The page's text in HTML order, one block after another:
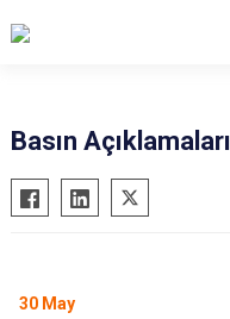
Basın Açıklamaları
30 May